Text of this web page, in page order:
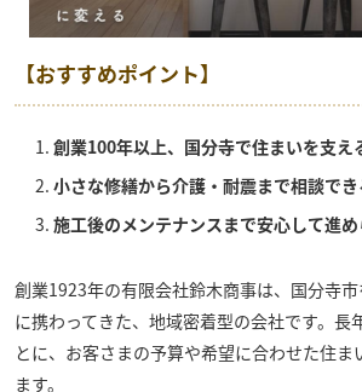
【おすすめポイント】
創業100年以上、国分寺で住まいを支え
小さな修繕から介護・耐震まで相談で
施工後のメンテナンスまで安心して進
創業1923年の有限会社鈴木商事は、国分寺
に携わってきた、地域密着型の会社です。長
とに、お客さまの予算や希望に合わせた住ま
ます。